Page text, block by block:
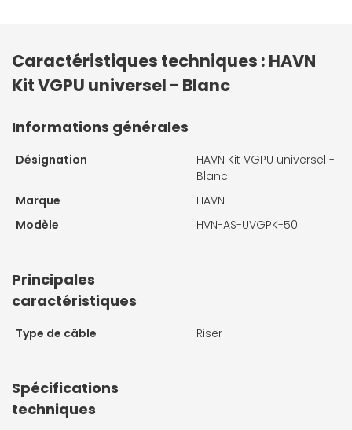
Caractéristiques techniques : HAVN
Kit VGPU universel - Blanc
Informations générales
Désignation
HAVN Kit VGPU universel -
Blanc
Marque
HAVN
Modèle
HVN-AS-UVGPK-50
Principales
caractéristiques
Type de câble Riser
Spécifications
techniques